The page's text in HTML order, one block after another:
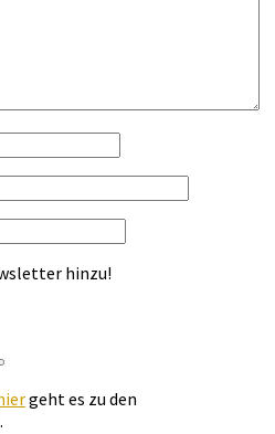
hinzu!
geht es zu den